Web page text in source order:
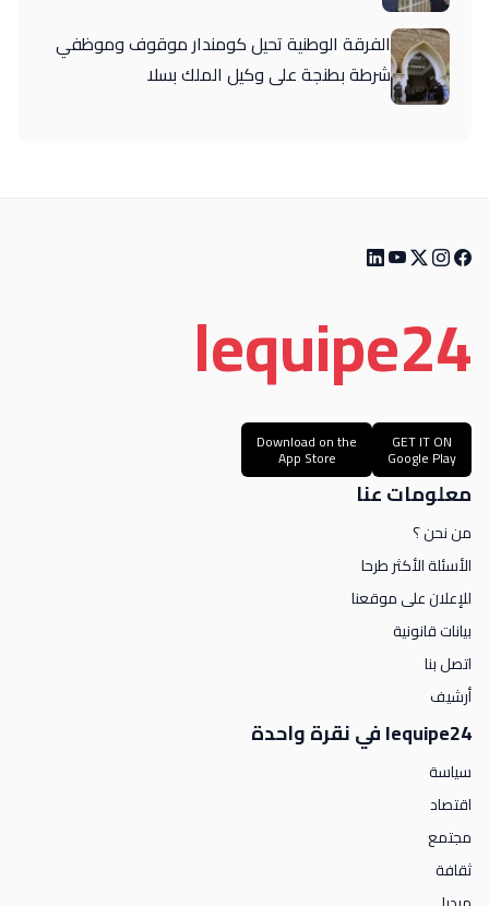
الفرقة الوطنية تحيل كومندار موقوف وموظفي
شرطة بطنجة على وكيل الملك بسلا
lequipe24
GET IT ON
Google Play
Download on the
App Store
معلومات عنا
من نحن ؟
الأسئلة الأكثر طرحا
للإعلان على موقعنا
بيانات قانونية
اتصل بنا
أرشيف
lequipe24 في نقرة واحدة
سياسة
اقتصاد
مجتمع
ثقافة